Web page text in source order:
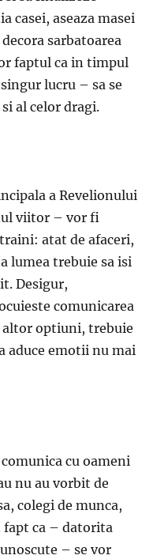
casei, aseaza masei
sarbatoarea
faptul ca in timpul
lucru – sa se
al celor dragi.
a Revelionului
viitor – vor fi
atat de afaceri,
lumea trebuie sa isi
Desigur,
comunicarea
altor optiuni, trebuie
aduce emotii nu mai
cu oameni
nu au vorbit de
colegi de munca,
fapt ca – datorita
– se vor